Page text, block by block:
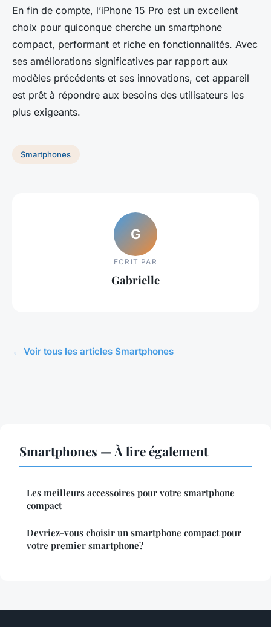
En fin de compte, l’iPhone 15 Pro est un excellent
choix pour quiconque cherche un smartphone
compact, performant et riche en fonctionnalités. Avec
ses améliorations significatives par rapport aux
modèles précédents et ses innovations, cet appareil
est prêt à répondre aux besoins des utilisateurs les
plus exigeants.
Smartphones
G
ECRIT PAR
Gabrielle
← Voir tous les articles Smartphones
Smartphones — À lire également
Les meilleurs accessoires pour votre smartphone
compact
Devriez-vous choisir un smartphone compact pour
votre premier smartphone?